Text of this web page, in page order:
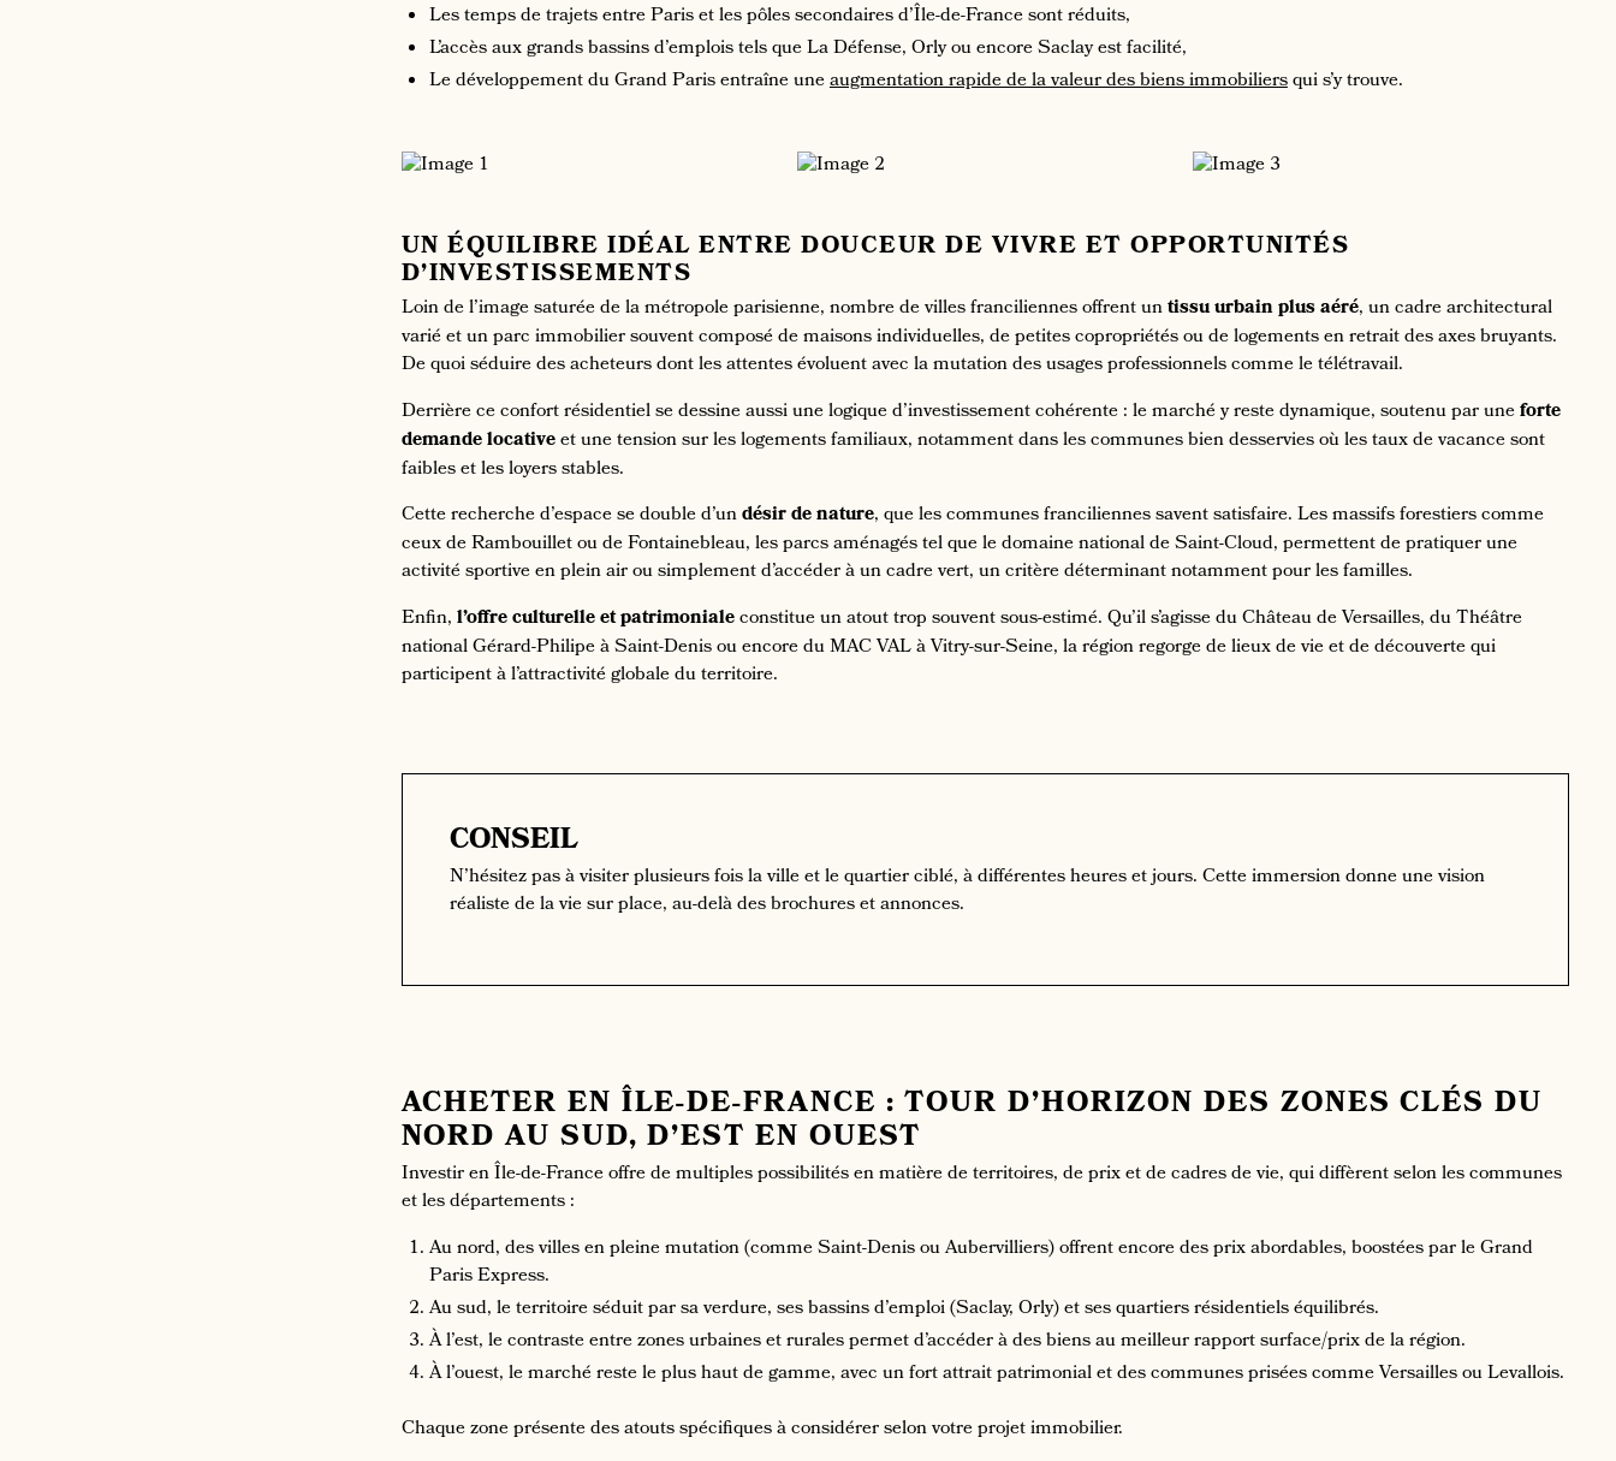
Les temps de trajets entre Paris et les pôles secondaires d’Île-de-France sont réduits,
L’accès aux grands bassins d’emplois tels que La Défense, Orly ou encore Saclay est facilité,
Le développement du Grand Paris entraîne uneaugmentation rapide de la valeur des biens immobiliersqui s’y trouve.
UN ÉQUILIBRE IDÉAL ENTRE DOUCEUR DE VIVRE ET OPPORTUNITÉS
D’INVESTISSEMENTS
Loin de l’image saturée de la métropole parisienne, nombre de villes franciliennes offrent untissu urbain plus aéré, un cadre architectural
varié et un parc immobilier souvent composé de maisons individuelles, de petites copropriétés ou de logements en retrait des axes bruyants.
De quoi séduire des acheteurs dont les attentes évoluent avec la mutation des usages professionnels comme le télétravail.
Derrière ce confort résidentiel se dessine aussi une logique d’investissement cohérente : le marché y reste dynamique, soutenu par uneforte
demande locativeet une tension sur les logements familiaux, notamment dans les communes bien desservies où les taux de vacance sont
faibles et les loyers stables.
Cette recherche d’espace se double d’undésir de nature, que les communes franciliennes savent satisfaire. Les massifs forestiers comme
ceux de Rambouillet ou de Fontainebleau, les parcs aménagés tel que le domaine national de Saint-Cloud, permettent de pratiquer une
activité sportive en plein air ou simplement d’accéder à un cadre vert, un critère déterminant notamment pour les familles.
Enfin, l’offre culturelle et patrimonialeconstitue un atout trop souvent sous-estimé. Qu’il s’agisse du Château de Versailles, du Théâtre
national Gérard-Philipe à Saint-Denis ou encore du MAC VAL à Vitry-sur-Seine, la région regorge de lieux de vie et de découverte qui
participent à l’attractivité globale du territoire.
CONSEIL
N’hésitez pas à visiter plusieurs fois la ville et le quartier ciblé, à différentes heures et jours. Cette immersion donne une vision
réaliste de la vie sur place, au-delà des brochures et annonces.
ACHETER EN ÎLE-DE-FRANCE : TOUR D’HORIZON DES ZONES CLÉS DU
NORD AU SUD, D’EST EN OUEST
Investir en Île-de-France offre de multiples possibilités en matière de territoires, de prix et de cadres de vie, qui diffèrent selon les communes
et les départements :
Au nord, des villes en pleine mutation (comme Saint-Denis ou Aubervilliers) offrent encore des prix abordables, boostées par le Grand
Paris Express.
Au sud, le territoire séduit par sa verdure, ses bassins d’emploi (Saclay, Orly) et ses quartiers résidentiels équilibrés.
À l’est, le contraste entre zones urbaines et rurales permet d’accéder à des biens au meilleur rapport surface/prix de la région.
À l’ouest, le marché reste le plus haut de gamme, avec un fort attrait patrimonial et des communes prisées comme Versailles ou Levallois.
Chaque zone présente des atouts spécifiques à considérer selon votre projet immobilier.